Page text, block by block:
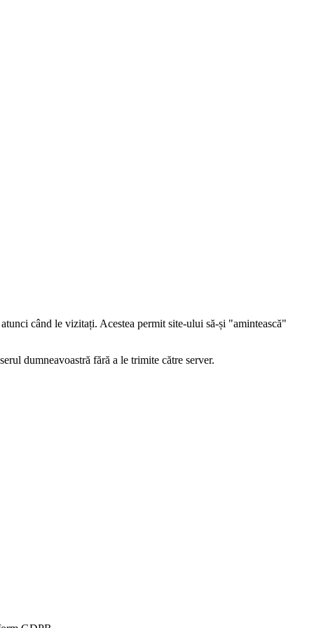
când le vizitați. Acestea permit site-ului să-și "amintească"
dumneavoastră fără a le trimite către server.